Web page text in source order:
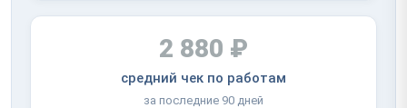
2 880 ₽
средний чек по работам
за последние 90 дней